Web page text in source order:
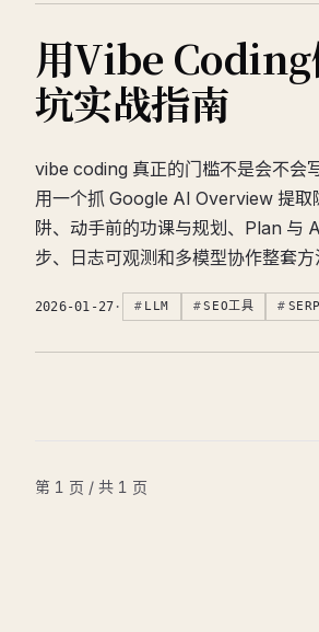
用Vibe Coding
坑实战指南
vibe coding 真正的门槛不是会不会
用一个抓 Google AI Overview 提取
阱、动手前的功课与规划、Plan 与
步、日志可观测和多模型协作整套方
2026-01-27 · LLM SEO工具
第 1 页 / 共 1 页